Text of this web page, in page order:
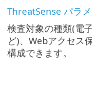
ThreatSense パラ
検査対象の種類(電
ど)、Webアクセス
構成できます。